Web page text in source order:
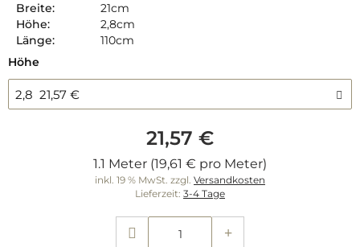
Breite:
21cm
Höhe:
2,8cm
Länge:
110cm
Höhe
2,8 21,57 €
21,57 €
1.1 Meter (19,61 € pro Meter)
inkl. 19 % MwSt. zzgl. Versandkosten
Lieferzeit: 3-4 Tage